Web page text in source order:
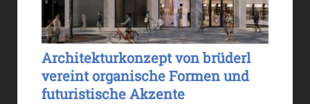
Architekturkonzept von brüderl
vereint organische Formen und
futuristische Akzente